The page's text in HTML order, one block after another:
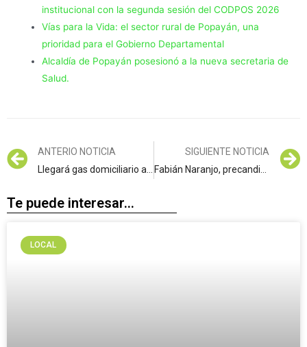
institucional con la segunda sesión del CODPOS 2026
Vías para la Vida: el sector rural de Popayán, una
prioridad para el Gobierno Departamental
Alcaldía de Popayán posesionó a la nueva secretaria de
Salud.
ANTERIO NOTICIA
SIGUIENTE NOTICIA
Te puede interesar...
LOCAL